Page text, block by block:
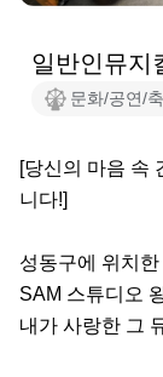
일반인뮤지
문화/공연/
[당신의 마음 속
니다!]
성동구에 위치한
SAM 스튜디오
내가 사랑한 그